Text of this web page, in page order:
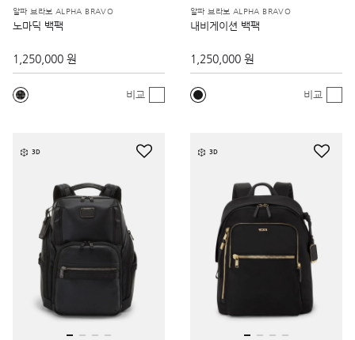
알파 브라보 ALPHA BRAVO
노마딕 백팩
1,250,000 원
비교
알파 브라보 ALPHA BRAVO
내비게이션 백팩
1,250,000 원
비교
3D 3D